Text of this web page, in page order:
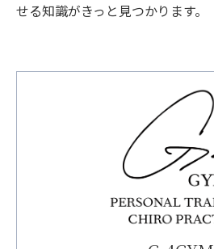
せる知識がきっと見つかります。